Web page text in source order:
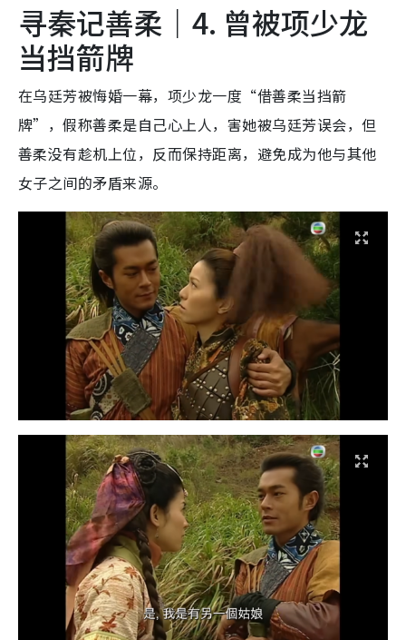
寻秦记善柔｜4. 曾被项少龙
当挡箭牌
在乌廷芳被悔婚一幕，项少龙一度“借善柔当挡箭
牌”，假称善柔是自己心上人，害她被乌廷芳误会，但
善柔没有趁机上位，反而保持距离，避免成为他与其他
女子之间的矛盾来源。